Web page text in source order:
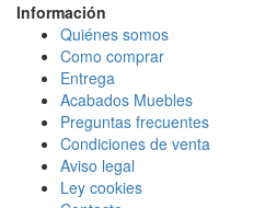
Información
Quiénes somos
Como comprar
Entrega
Acabados Muebles
Preguntas frecuentes
Condiciones de venta
Aviso legal
Ley cookies